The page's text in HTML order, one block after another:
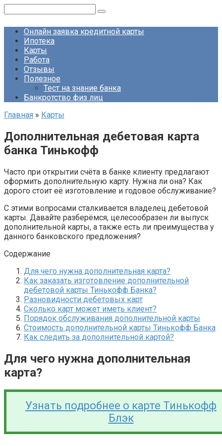
к
контентуОнлайн заявка кредитной карты
Ипотека
Карты
Работа
Отзывы
Полезное
Тест на знание банка
Банкротство физ лиц
Главная » Карты
Дополнительная дебетовая карта
банка Тинькофф
Часто при открытии счёта в банке клиенту предлагают
оформить дополнительную карту. Нужна ли она? Как
дорого стоит её изготовление и годовое обслуживание?
С этими вопросами сталкивается владелец дебетовой
карты. Давайте разберёмся, целесообразен ли выпуск
дополнительной карты, а также есть ли преимущества у
данного банковского предложения?
Содержание
Для чего нужна дополнительная карта?
Как заказать изготовление дополнительной
дебетовой карты Тинькофф Банка?
Разновидности дебетовых карт
Сколько карт может иметь клиент?
Порядок обслуживания дополнительной карты
Стоимость дополнительной карты Тинькофф Банка
Как следить за дополнительной картой?
Для чего нужна дополнительная
карта?
Узнать подробнее о карте Тинькофф
Блэк